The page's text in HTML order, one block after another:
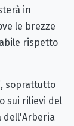
in
le brezze
rispetto
soprattutto
sui rilievi del
dell'Arberia